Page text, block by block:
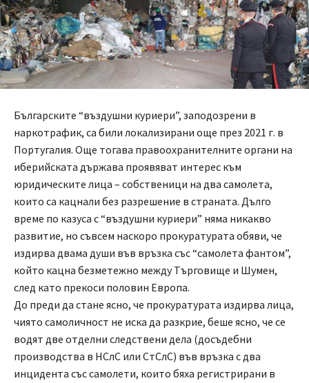
Българските “въздушни куриери”, заподозрени в
наркотрафик, са били локализирани още през 2021 г. в
Португалия. Още тогава правоохранителните органи на
иберийската държава проявяват интерес към
юридическите лица – собственици на два самолета,
които са кацнали без разрешение в страната. Дълго
време по казуса с “въздушни куриери” няма никакво
развитие, но съвсем наскоро прокуратурата обяви, че
издирва двама души във връзка със “самолета фантом”,
който кацна безметежно между Търговище и Шумен,
след като прекоси половин Европа.
До преди да стане ясно, че прокуратурата издирва лица,
чиято самоличност не иска да разкрие, беше ясно, че се
водят две отделни следствени дела (досъдебни
производства в НСлС или СтСлС) във връзка с два
инцидента със самолети, които бяха регистрирани в